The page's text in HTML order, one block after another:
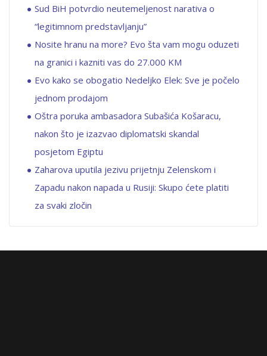
Sud BiH potvrdio neutemeljenost narativa o
“legitimnom predstavljanju”
Nosite hranu na more? Evo šta vam mogu oduzeti
na granici i kazniti vas do 27.000 KM
Evo kako se obogatio Nedeljko Elek: Sve je počelo
jednom prodajom
Oštra poruka ambasadora Subašića Košaracu,
nakon što je izazvao diplomatski skandal
posjetom Egiptu
Zaharova uputila jezivu prijetnju Zelenskom i
Zapadu nakon napada u Rusiji: Skupo ćete platiti
za svaki zločin